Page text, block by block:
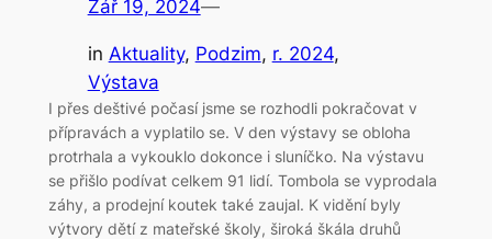
Zář 19, 2024—
in Aktuality, Podzim, r. 2024
Výstava
I přes deštivé počasí jsme se rozhodli pokračovat v
přípravách a vyplatilo se. V den výstavy se obloha
protrhala a vykouklo dokonce i sluníčko. Na výstavu
se přišlo podívat celkem 91 lidí. Tombola se vyprodala
záhy, a prodejní koutek také zaujal. K vidění byly
výtvory dětí z mateřské školy, široká škála druhů